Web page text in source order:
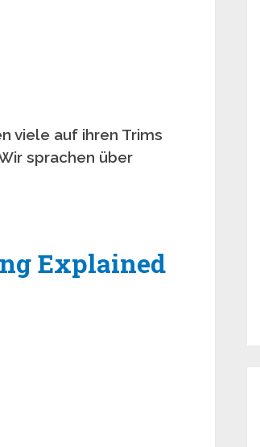
viele auf ihren Trims
sprachen über
Explained